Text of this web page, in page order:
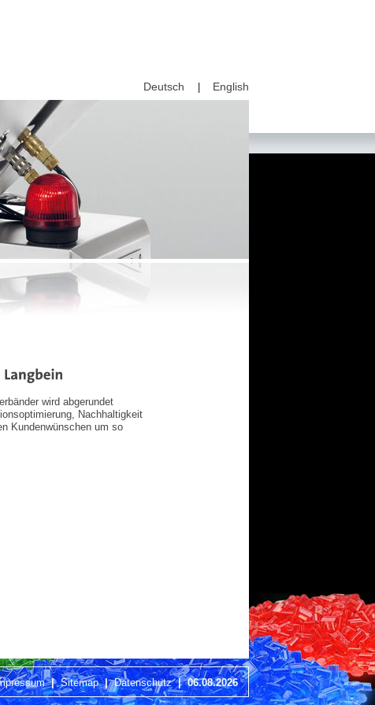
Deutsch English
wird abgerundet
Nachhaltigkeit
Kundenwünschen um so
| Sitemap | Datenschutz | 06.08.2026